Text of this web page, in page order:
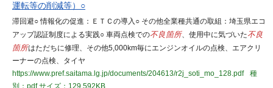
運転等の削減等）○
滞回避○ 情報化の促進：ＥＴＣの導入○ その他全業種共通の取組：埼玉県エコ
アップ認証制度による実践○ 車両点検での不良箇所、使用中に気づいた不良
箇所はただちに修理、その他5,000km毎にエンジンオイルの点検、エアクリ
ーナーの点検、タイヤ
https://www.pref.saitama.lg.jp/documents/204613/r2j_soti_mo_128.pdf
種
別：pdfサイズ：129.592KB